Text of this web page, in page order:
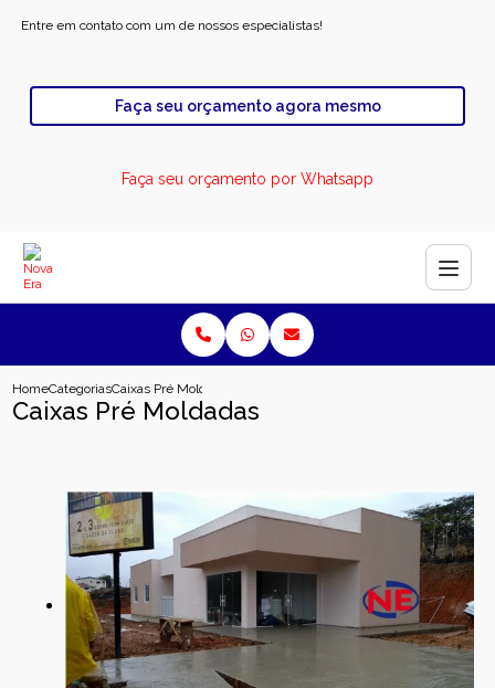
Entre em contato com um de nossos especialistas!
Faça seu orçamento agora mesmo
Faça seu orçamento por Whatsapp
HomeCategoriasCaixas Pré Moldadas
Caixas Pré Moldadas